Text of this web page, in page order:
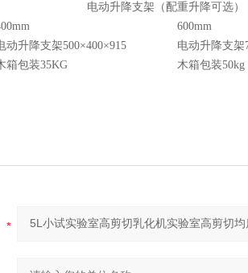
电动升降支架（配重升降可选）
600mm
动升降支架500×400×915
电动升降支架
箱包装35KG 木箱包装50kg